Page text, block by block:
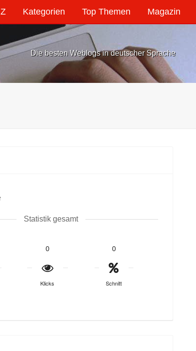
Kategorien Top Themen Magazin
Die besten Weblogs in deutscher Sprache
Statistik gesamt
0
Klicks
0
Schnitt